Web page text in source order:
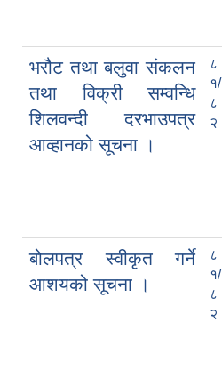
भरौट तथा बलुवा संकलन
तथा विक्री सम्वन्धि
शिलवन्दी दरभाउपत्र
आव्हानको सूचना ।
८
१/
८
२
बोलपत्र स्वीकृत गर्ने
आशयको सूचना ।
८
१/
८
२